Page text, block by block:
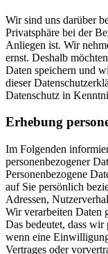
Wir sind uns darüber
Privatsphäre bei der
Anliegen ist. Wir
ernst. Deshalb
Daten speichern und
dieser
Datenschutz in
Erhebung
Im Folgenden
personenbezogener
Personenbezogene
auf Sie persönlich
Adressen,
Wir verarbeiten Daten
Das bedeutet, dass wir
wenn eine
Vertrages oder